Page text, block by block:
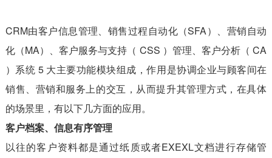
CRM由客户信息管理、销售过程自动化（SFA）、营销自动
化（MA）、客户服务与支持（ CSS ）管理、客户分析（ CA
）系统 5 大主要功能模块组成，作用是协调企业与顾客间在
销售、营销和服务上的交互，从而提升其管理方式，在具体
的场景里，有以下几方面的应用。
客户档案、信息有序管理
以往的客户资料都是通过纸质或者EXEXL文档进行存储管